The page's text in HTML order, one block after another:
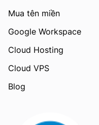
Mua tên miền
Google Workspace
Cloud Hosting
Cloud VPS
Blog